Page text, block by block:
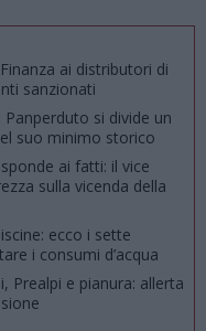
ai distributori di
sanzionati
si divide un
suo minimo storico
ai fatti: il vice
sulla vicenda della
ecco i sette
i consumi d’acqua
Prealpi e pianura: allerta